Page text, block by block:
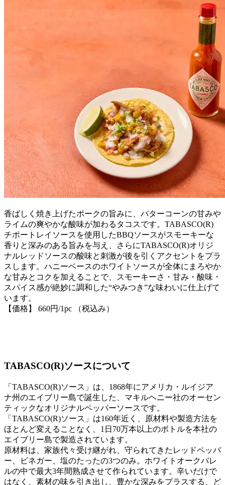
香ばしく焼き上げたポークの旨みに、バターコーンの甘みや
ライムの爽やかな酸味が加わるタコスです。TABASCO(R)
チポートレイソースを使用したBBQソースがスモーキーな
香りと深みのある旨みを与え、さらにTABASCO(R)オリジ
ナルレッドソースの酸味と刺激が後を引くアクセントをプラ
スします。ハニーベースのホワイトソースが全体にまろやか
な甘みとコクを加えることで、スモーキーさ・甘み・酸味・
スパイス感が絶妙に調和した“やみつき”な味わいに仕上げて
います。
【価格】 660円/1pc （税込み）
TABASCO(R)ソースについて
「TABASCO(R)ソース」は、1868年にアメリカ・ルイジア
ナ州のエイブリー島で誕生した、マキルヘニー社のオーセン
ティックなオリジナルペッパーソースです。
「TABASCO(R)ソース」は160年近く、原材料や製造方法を
ほとんど変えることなく、1日70万本以上のボトルを本社の
エイブリー島で製造されています。
原材料は、家族代々受け継がれ、守られてきたレッドペッパ
ー、ビネガー、塩のたったの3つのみ。ホワイトオークバレ
ルの中で最大3年間熟成させて作られています。辛いだけで
はなく、素材の味を引き出し、豊かな深みをプラスする、ど